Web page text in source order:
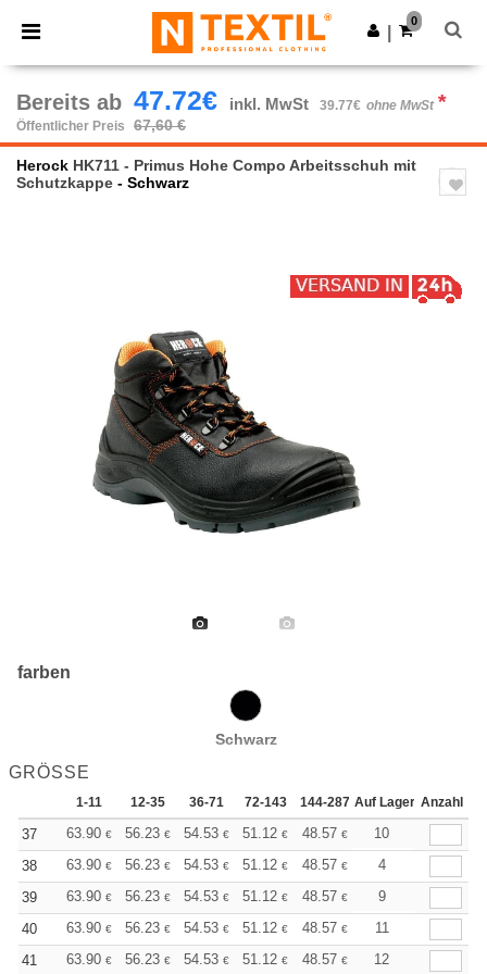
× Ntextil App
Bessere Preise in der App!
App holen
0
Bereits ab 47.72€ inkl. MwSt 39.77€ ohne MwSt *
Öffentlicher Preis 67,60 €
Herock HK711 - Primus Hohe Compo Arbeitsschuh mit
Schutzkappe - Schwarz
farben
Schwarz
GRÖSSE
1-11 12-35 36-71 72-143 144-287 288 + Mehr
Auf Lager Anzahl
37 63.90 € 56.23 € 54.53 € 51.12 € 48.57 € 47.72
10
38
63.90 € 56.23 € 54.53 € 51.12 € 48.57 € 47.72
4
39
63.90 € 56.23 € 54.53 € 51.12 € 48.57 € 47.72
9
40
63.90 € 56.23 € 54.53 € 51.12 € 48.57 € 47.72
11
41
63.90 € 56.23 € 54.53 € 51.12 € 48.57 € 47.72
12